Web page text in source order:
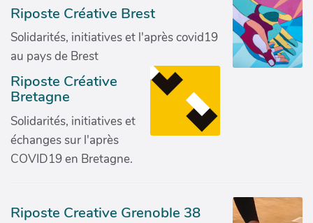
Riposte Créative Brest
Solidarités, initiatives et l'après covid19
au pays de Brest
Riposte Créative
Bretagne
Solidarités, initiatives et
échanges sur l'après
COVID19 en Bretagne.
Riposte Creative Grenoble 38